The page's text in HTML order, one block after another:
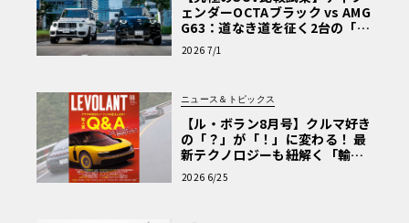
ェンダーOCTAブラック vs AMG
G63：道なき道を征く2台の「対
極的アプローチ」
2026 7/1
ニュース＆トピックス
【ル・ボラン8月号】クルマ好き
の「？」が「！」に変わる！ 最
新テクノロジーも紐解く「輸入
車Q&A」
2026 6/25